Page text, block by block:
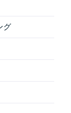
グ